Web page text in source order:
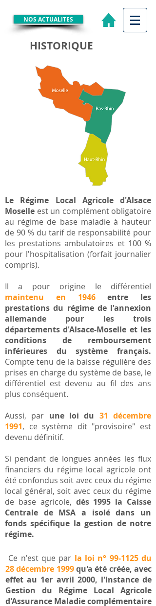
NOS ACTUALITES
HISTORIQUE
Le Régime Local Agricole d'Alsace
Moselle est un complément obligatoire
au régime de base maladie à hauteur
de 90 % du tarif de responsabilité pour
les prestations ambulatoires et 100 %
pour l'hospitalisation (forfait journalier
compris).
Il a pour origine le différentiel
maintenu en 1946entre les
prestations du régime de l'annexion
allemande pour les trois
départements d'Alsace-Moselle et les
conditions de remboursement
inférieures du système français.
Compte tenu de la baisse régulière des
prises en charge du système de base, le
différentiel est devenu au fil des ans
plus conséquent.
Aussi, par une loi du 31 décembre
1991, ce système dit "provisoire" est
devenu définitif.
Si pendant de longues années les flux
financiers du régime local agricole ont
été confondus soit avec ceux du régime
local général, soit avec ceux du régime
de base agricole, dès 1995 la Caisse
Centrale de MSA a isolé dans un
fonds spécifique la gestion de notre
régime.
Ce n'est que par la loi n° 99-1125 du
28 décembre 1999qu'a été créée, avec
effet au 1er avril 2000, l'Instance de
Gestion du Régime Local Agricole
d'Assurance Maladie complémentaire